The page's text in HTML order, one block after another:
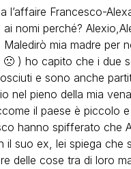
l’affaire Francesco-
ai nomi perché?
mia madre per
🙁 ) ho capito che i due
e sono anche
nel pieno della mia
il paese è piccolo
hanno spifferato che
il suo ex, lei spiega che
delle cose tra di loro